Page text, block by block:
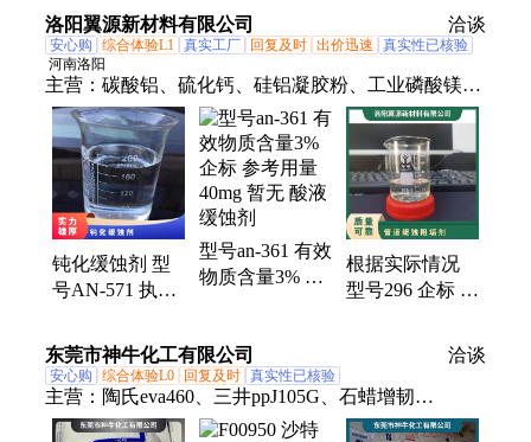
根据水质 钝化
缓蚀剂
菌灭藻剂
洛阳翼源新材料有限公司 洽谈
安心购 综合体验L1 真实工厂 回复及时 出价迅速
真实性已核验
河南洛阳
主营： 碳酸铝、硫化钙、硅铝凝胶粉、工业磷酸镁、
闪点提高剂、表面活性剂、耐火材料、水处理原材料
钝化缓蚀剂 型
号AN-571 执行
无 根据水质 含
量20%
型号an-361 有效
物质含量3% 企
缓蚀剂
根据实际情况
型号296 企标 活
管道缓蚀阻垢剂
东莞市神牛化工有限公司 洽谈
安心购 综合体验L0 回复及时 真实性已核验
主营： 陶氏eva460、三井ppJ105G、石蜡增韧
eva220w、三井eva260、热熔级eva250、普瑞曼